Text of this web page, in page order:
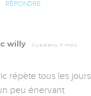
RÉPONDRE
willy Il y a 6 ans, 11 mois
répète tous les
peu énervant